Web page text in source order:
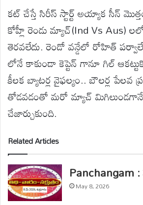
కట్ చేస్తే సిరీస్ స్టార్ట్ అయ్యాక సీన్
కోహ్లీ రెండు మ్యాచ్(Ind Vs Aus)
తెరవలేదు. రెండో వన్డేలో రోహిత్
లోనే కాకుండా కెప్టెన్ గానూ గిల్
కీలక బ్యాటర్ల వైఫల్యం.. బౌలర్ల పేలవ
తోడవడంతో మరో మ్యాచ్ మిగిలుండగానే
చేజార్చుకుంది.
Related Articles
Panchangam
May 8, 2026